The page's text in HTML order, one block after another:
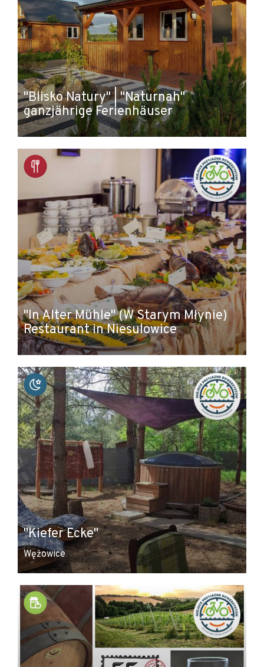
Leaflet|© Amistad© OpenStreetMap contributors
"Blisko Natury" | "Naturnah"
ganzjährige Ferienhäuser
"In Alter Mühle" (W Starym Młynie)
Restaurant in Niesulowice
"Kiefer Ecke"
Wężowice